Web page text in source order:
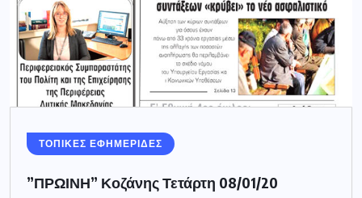
ΤΟΠΙΚΕΣ ΕΦΗΜΕΡΙΔΕΣ
”ΠΡΩΙΝΗ” Κοζάνης Τετάρτη 08/01/20